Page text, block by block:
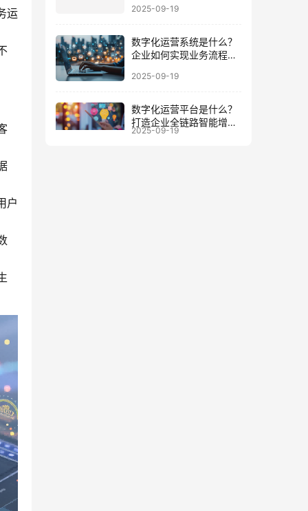
运
户
企业如何实现业务流程与
数据一体化
2025-09-19
打造企业全链路智能增长
的底座
2025-09-19